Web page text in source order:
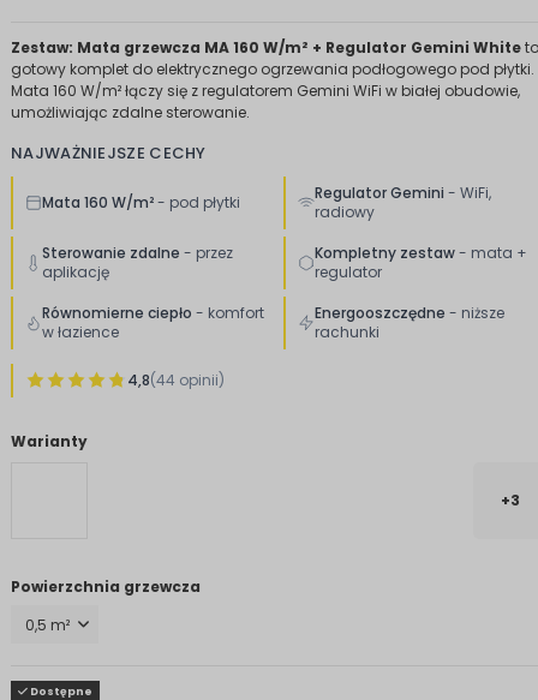
Zestaw: Mata grzewcza MA 160 W/m² + Regulator Gemini Whiteto
gotowy komplet do elektrycznego ogrzewania podłogowego pod płytki.
Mata 160 W/m² łączy się z regulatorem Gemini WiFi w białej obudowie,
umożliwiając zdalne sterowanie.
NAJWAŻNIEJSZE CECHY
Mata 160 W/m²- pod płytki Regulator Gemini - WiFi,
radiowy
Sterowanie zdalne - przez
aplikację
Kompletny zestaw- mata +
regulator
Równomierne ciepło - komfort
w łazience
Energooszczędne - niższe
rachunki
4,8(44 opinii)
Warianty
+3
Powierzchnia grzewcza
Dostępne